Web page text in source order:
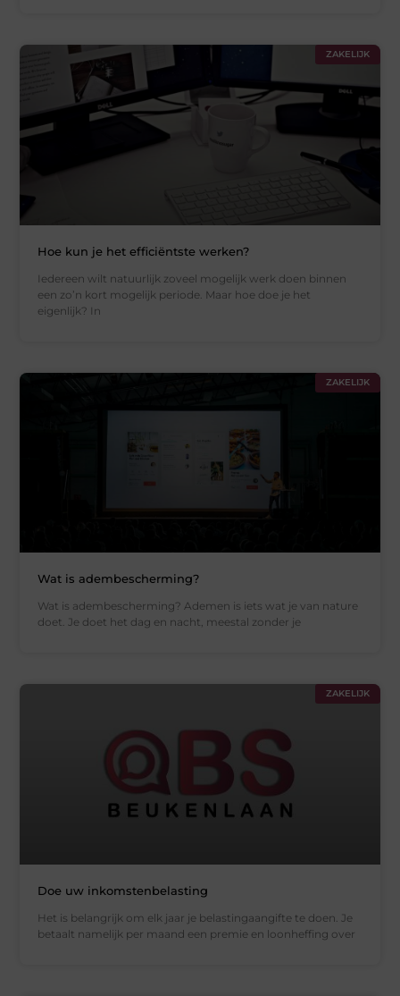
ZAKELIJK
Hoe kun je het efficiëntste werken?
Iedereen wilt natuurlijk zoveel mogelijk werk doen binnen
een zo’n kort mogelijk periode. Maar hoe doe je het
eigenlijk? In
ZAKELIJK
Wat is adembescherming?
Wat is adembescherming? Ademen is iets wat je van nature
doet. Je doet het dag en nacht, meestal zonder je
ZAKELIJK
Doe uw inkomstenbelasting
Het is belangrijk om elk jaar je belastingaangifte te doen. Je
betaalt namelijk per maand een premie en loonheffing over